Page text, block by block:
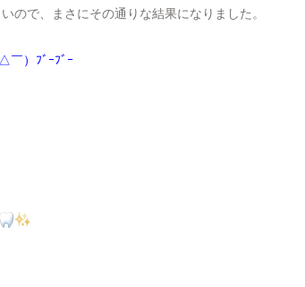
ので、まさにその通りな結果になりました。
￣）ﾌﾞｰﾌﾞｰ